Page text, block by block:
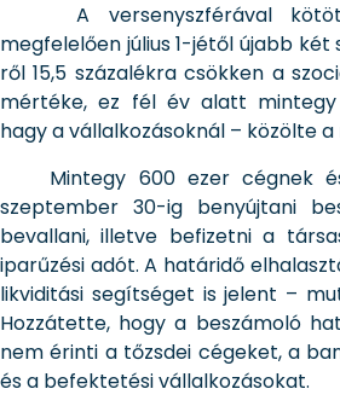
A versenyszférával kötött
megfelelően július 1-jétől újabb két
ről 15,5 százalékra csökken a
mértéke, ez fél év alatt
hagy a vállalkozásoknál – közölte a
Mintegy 600 ezer cégnek
szeptember 30-ig benyújtani
bevallani, illetve befizetni a
iparűzési adót. A határidő
likviditási segítséget is jelent –
Hozzátette, hogy a beszámoló
nem érinti a tőzsdei cégeket, a
és a befektetési vállalkozásokat.